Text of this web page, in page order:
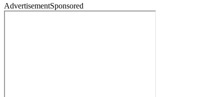
AdvertisementSponsored